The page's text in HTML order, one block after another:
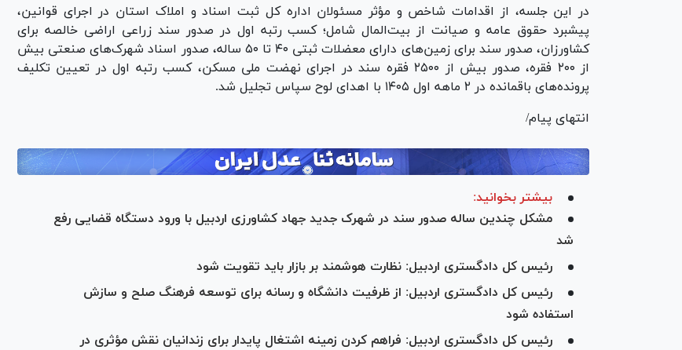
در این جلسه، از اقدامات شاخص و مؤثر مسئولان اداره کل ثبت اسناد و املاک استان در اجرای قوانین،
پیشبرد حقوق عامه و صیانت از بیت‌المال شامل؛ کسب رتبه اول در صدور سند زراعی اراضی خالصه برای
کشاورزان، صدور سند برای زمین‌های دارای معضلات ثبتی ۴۰ تا ۵۰ ساله، صدور اسناد شهرک‌های صنعتی بیش
از ۲۰۰ فقره، صدور بیش از ۲۵۰۰ فقره سند در اجرای نهضت ملی مسکن، کسب رتبه اول در تعیین تکلیف
پرونده‌های باقمانده در ۲ ماهه اول ۱۴۰۵ با اهدای لوح سپاس تجلیل شد.
انتهای پیام/
بیشتر بخوانید:
مشکل چندین ساله صدور سند در شهرک جدید جهاد کشاورزی اردبیل با ورود دستگاه قضایی رفع
شد
رئیس کل دادگستری اردبیل: نظارت هوشمند بر بازار باید تقویت شود
رئیس کل دادگستری اردبیل: از ظرفیت دانشگاه و رسانه برای توسعه فرهنگ صلح و سازش
استفاده شود
رئیس کل دادگستری اردبیل: فراهم کردن زمینه اشتغال پایدار برای زندانیان نقش مؤثری در